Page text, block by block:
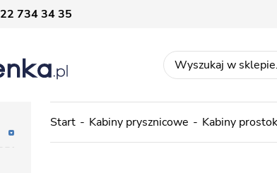
22 734 34 35
Start Kabiny prysznicowe Kabiny